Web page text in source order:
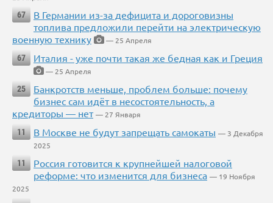
67
В Германии из-за дефицита и дороговизны
топлива предложили перейти на электрическую
военную технику
— 25 Апреля
67
Италия - уже почти такая же бедная как и Греция
— 25 Апреля
25
Банкротств меньше, проблем больше: почему
бизнес сам идёт в несостоятельность, а
кредиторы — нет — 27 Января
11
В Москве не будут запрещать самокаты — 3 Декабря
2025
11
Россия готовится к крупнейшей налоговой
реформе: что изменится для бизнеса — 19 Ноября
2025